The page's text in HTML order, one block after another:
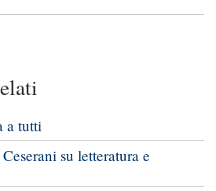
a tutti
su letteratura e